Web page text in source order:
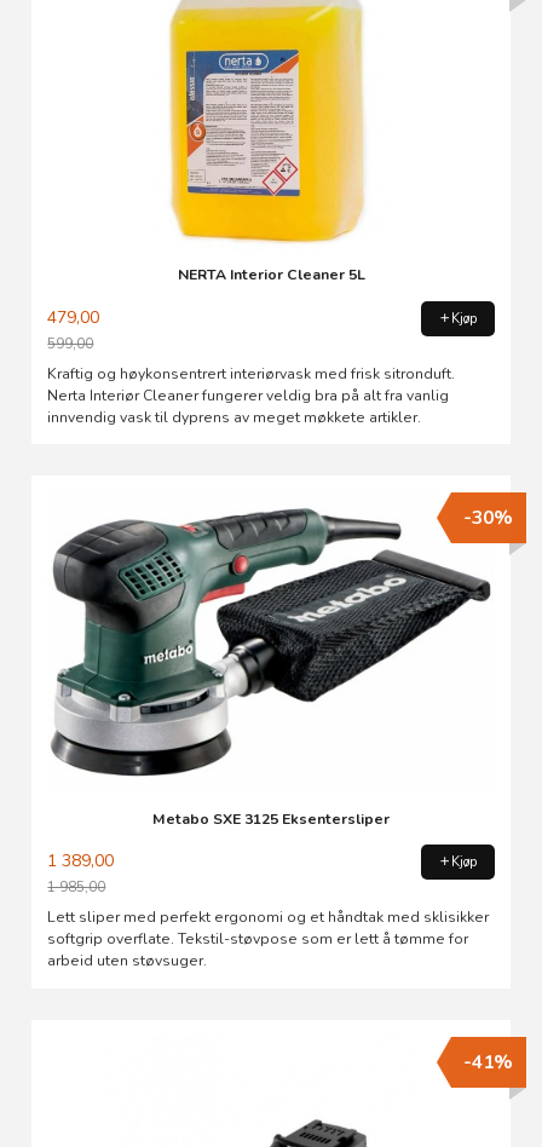
NERTA Interior Cleaner 5L
479,00
599,00
Rabatt
Kjøp
Kraftig og høykonsentrert interiørvask med frisk sitronduft.
Nerta Interiør Cleaner fungerer veldig bra på alt fra vanlig
innvendig vask til dyprens av meget møkkete artikler.
Metabo SXE 3125 Eksentersliper
1 389,00
1 985,00
Rabatt
-30%
Kjøp
Lett sliper med perfekt ergonomi og et håndtak med sklisikker
softgrip overflate. Tekstil-støvpose som er lett å tømme for
arbeid uten støvsuger.
-41%